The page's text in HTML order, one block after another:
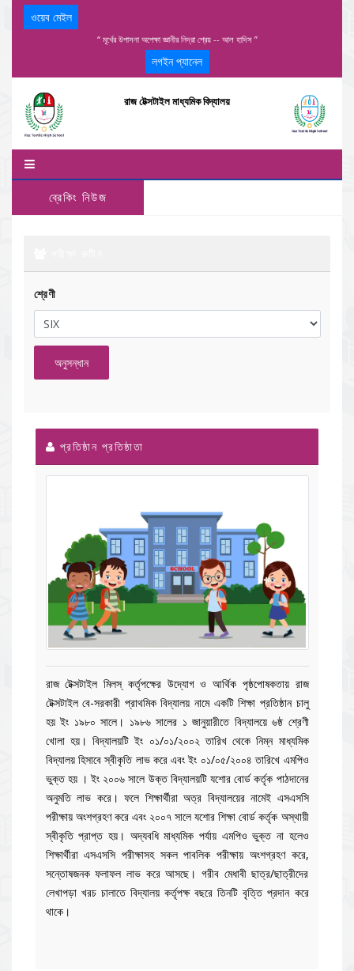
ওয়েব মেইল
“ মূর্খের উপাসনা অপেক্ষা জ্ঞানীর নিদ্রা শ্রেয় -- আল হাদিস ”
লগইন প্যানেল
রাজ টেক্সটাইল মাধ্যমিক বিদ্যালয়
ব্রেকিং নিউজ
শ্রেণী
অনুসন্ধান
প্রতিষ্ঠান প্রতিষ্ঠাতা
রাজ টেক্সটাইল মিলস্ কর্তৃপক্ষের উদ্যোগ ও আর্থিক পৃষ্ঠপোষকতায় রাজ
টেক্সটাইল বে-সরকারী প্রাথমিক বিদ্যালয় নামে একটি শিক্ষা প্রতিষ্ঠান চালু
হয় ইং ১৯৮০ সালে। ১৯৮৬ সালের ১ জানুয়ারীতে বিদ্যালয়ে ৬ষ্ঠ শ্রেণী
খোলা হয়। বিদ্যালয়টি ইং ০১/০১/২০০২ তারিখ থেকে নিম্ন মাধ্যমিক
বিদ্যালয় হিসাবে স্বীকৃতি লাভ করে এবং ইং ০১/০৫/২০০৪ তারিখে এমপিও
ভুক্ত হয় । ইং ২০০৬ সালে উক্ত বিদ্যালয়টি যশোর বোর্ড কর্তৃক পাঠদানের
অনুমতি লাভ করে। ফলে শিক্ষার্থীরা অত্র বিদ্যালয়ের নামেই এসএসসি
পরীক্ষায় অংশগ্রহণ করে এবং ২০০৭ সালে যশোর শিক্ষা বোর্ড কর্তৃক অস্থায়ী
স্বীকৃতি প্রাপ্ত হয়। অদ্যবধি মাধ্যমিক পর্যায় এমপিও ভুক্ত না হলেও
শিক্ষার্থীরা এসএসসি পরীক্ষাসহ সকল পাবলিক পরীক্ষায় অংশগ্রহণ করে,
সন্তোষজনক ফলাফল লাভ করে আসছে। গরীব মেধাবী ছাত্র/ছাত্রীদের
লেখাপড়া খরচ চালাতে বিদ্যালয় কর্তৃপক্ষ বছরে তিনটি বৃত্তি প্রদান করে
থাকে।